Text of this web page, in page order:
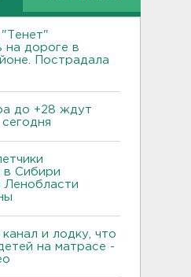
на дороге в
Пострадала
до +28 ждут
в Сибири
Ленобласти
канал и лодку, что
на матрасе -